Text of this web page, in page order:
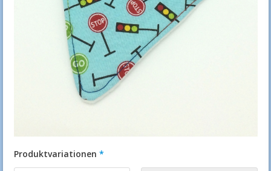
Produktvariationen